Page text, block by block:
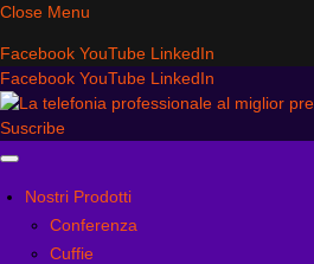
Close Menu
Facebook YouTube LinkedIn
Facebook YouTube LinkedIn
Suscribe
Nostri Prodotti
Conferenza
Cuffie